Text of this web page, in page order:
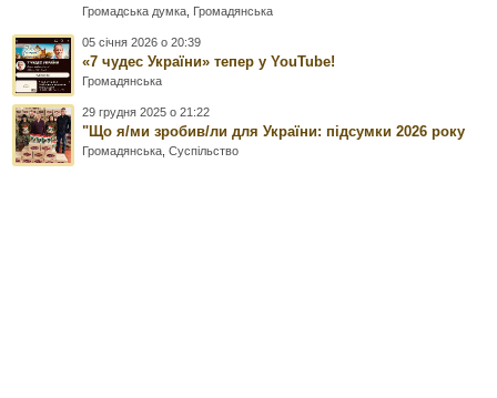
Громадська думка Громадянська
05 січня 2026 о 20:39
«7 чудес України» тепер у YouTube!
Громадянська
29 грудня 2025 о 21:22
"Що я/ми зробив/ли для України: підсумки 2026 року
Громадянська ,Суспільство